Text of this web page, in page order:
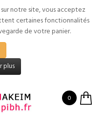
notre site, vous acceptez
certaines fonctionnalités
de votre panier.
plus
0